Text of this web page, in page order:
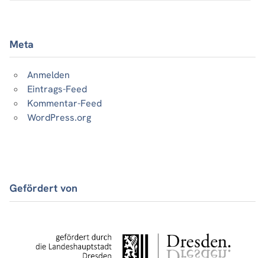
Meta
Anmelden
Eintrags-Feed
Kommentar-Feed
WordPress.org
Gefördert von